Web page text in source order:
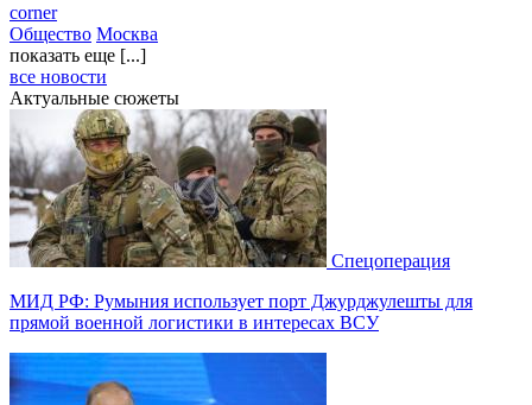
corner
Общество Москва
показать еще [...]
все новости
Актуальные сюжеты
Спецоперация
МИД РФ: Румыния использует порт Джурджулешты для
прямой военной логистики в интересах ВСУ